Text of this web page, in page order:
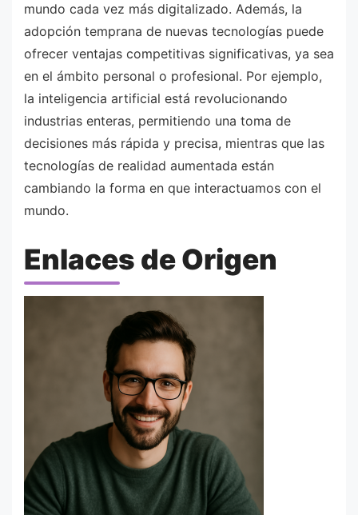
mundo cada vez más digitalizado. Además, la
adopción temprana de nuevas tecnologías puede
ofrecer ventajas competitivas significativas, ya sea
en el ámbito personal o profesional. Por ejemplo,
la inteligencia artificial está revolucionando
industrias enteras, permitiendo una toma de
decisiones más rápida y precisa, mientras que las
tecnologías de realidad aumentada están
cambiando la forma en que interactuamos con el
mundo.
Enlaces de Origen